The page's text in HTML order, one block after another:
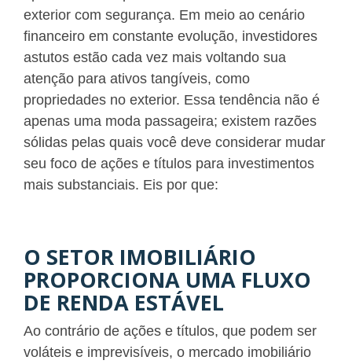
exterior com segurança. Em meio ao cenário
financeiro em constante evolução, investidores
astutos estão cada vez mais voltando sua
atenção para ativos tangíveis, como
propriedades no exterior. Essa tendência não é
apenas uma moda passageira; existem razões
sólidas pelas quais você deve considerar mudar
seu foco de ações e títulos para investimentos
mais substanciais. Eis por que:
O SETOR IMOBILIÁRIO
PROPORCIONA UMA FLUXO
DE RENDA ESTÁVEL
Ao contrário de ações e títulos, que podem ser
voláteis e imprevisíveis, o mercado imobiliário